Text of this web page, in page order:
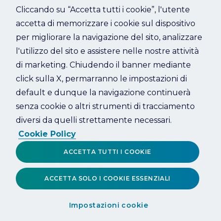
Refresh
Cliccando su “Accetta tutti i cookie”, l'utente
accetta di memorizzare i cookie sul dispositivo
per migliorare la navigazione del sito, analizzare
l'utilizzo del sito e assistere nelle nostre attività
di marketing. Chiudendo il banner mediante
click sulla X, permarranno le impostazioni di
default e dunque la navigazione continuerà
senza cookie o altri strumenti di tracciamento
diversi da quelli strettamente necessari.
Cookie Policy
Impostazioni cookie
ACCETTA SOLO I COOKIE ESSENZIALI
ACCETTA TUTTI I COOKIE